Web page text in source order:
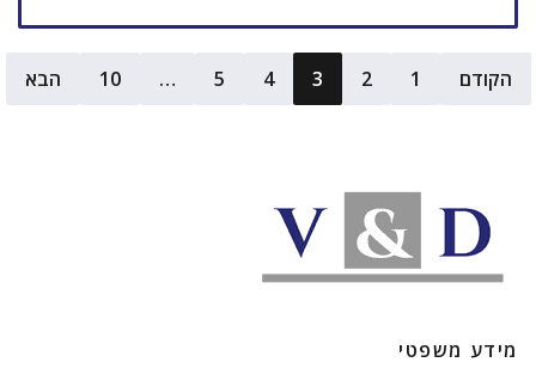
הקודם 1
2
3
4
5
…
10 הבא
מידע משפטי